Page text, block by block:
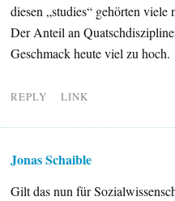
diesen „studies“ gehörten
Der Anteil an
Geschmack heute viel zu hoch.
REPLY LINK
Jonas Schaible
Gilt das nun für